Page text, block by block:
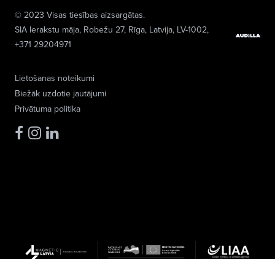
Lietošanas noteikumi
Biežāk uzdotie jautājumi
Privātuma politika
© 2023 Visas tiesības aizsargātas.
SIA Ierakstu māja, Robežu 27, Rīga, Latvija, LV-1002,
+371 29204971